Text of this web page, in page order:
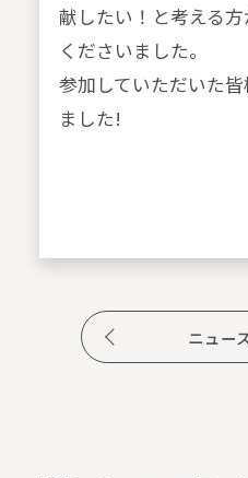
献したい！と考える
くださいました。
参加していただいた
ました!
ニュー